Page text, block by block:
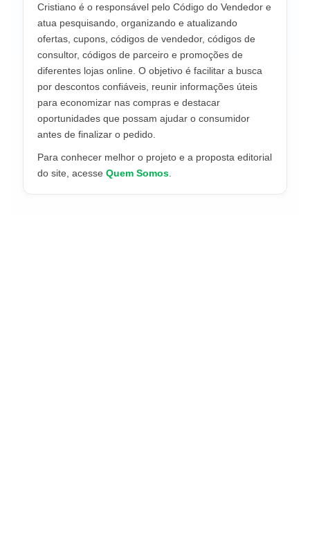
Cristiano é o responsável pelo Código do Vendedor e
atua pesquisando, organizando e atualizando
ofertas, cupons, códigos de vendedor, códigos de
consultor, códigos de parceiro e promoções de
diferentes lojas online. O objetivo é facilitar a busca
por descontos confiáveis, reunir informações úteis
para economizar nas compras e destacar
oportunidades que possam ajudar o consumidor
antes de finalizar o pedido.
Para conhecer melhor o projeto e a proposta editorial
do site, acesse Quem Somos